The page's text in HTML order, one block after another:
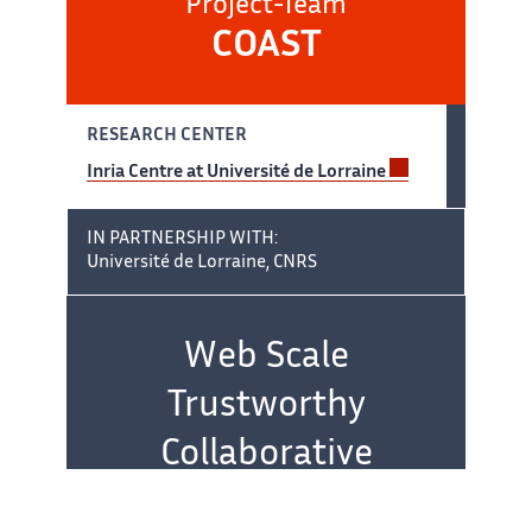
Project-Team
COAST
RESEARCH CENTER
Inria Centre at Université de Lorraine
IN PARTNERSHIP WITH:
Université de Lorraine, CNRS
Web Scale
Trustworthy
Collaborative